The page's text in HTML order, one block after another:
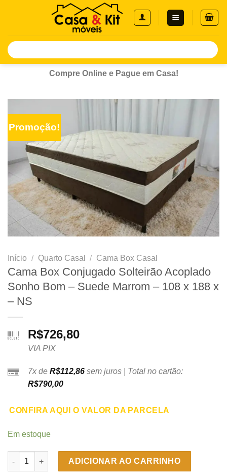
Pesquisar
por:
Compre Online e Pague em Casa!
Promoção!
Início / Quarto Casal / Cama Box Casal
Cama Box Conjugado Solteirão Acoplado
Sonho Bom – Suede Marrom – 108 x 188 x
– NS
R$726,80
VIA PIX
7x de R$112,86 sem juros | Total no cartão:
R$790,00
CONFIRA AQUI O VALOR DA PARCELA
Em estoque
Cama Box Conjugado Solteirão Acoplado Sonho Bom - Suede
ADICIONAR AO CARRINHO